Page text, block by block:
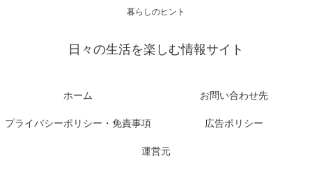
暮らしのヒント
日々の生活を楽しむ情報サイト
ホーム お問い合わせ先
プライバシーポリシー・免責事項 広告ポリシー
運営元